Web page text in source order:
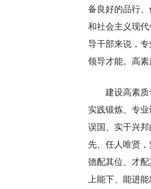
备良好的品行
和社会主义现
导干部来说，
领导才能。高
建设高素质专
实践锻炼、专
误国、实干兴
先、任人唯贤
德配其位、才
上能下、能进